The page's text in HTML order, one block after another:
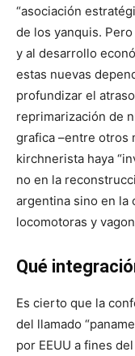
“asociación
de los yanquis.
y al desarrollo
estas nuevas
profundizar el
reprimarización de
grafica –entre otros
kirchnerista haya
no en la
argentina sino en la
locomotoras y
Qué
Es cierto que la
del llamado
por EEUU a fines